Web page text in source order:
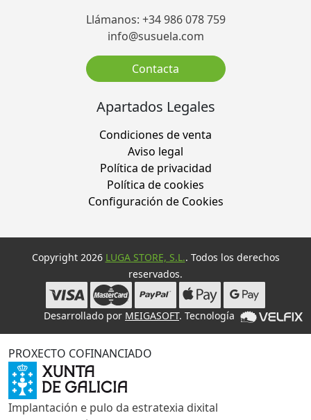
Llámanos: +34 986 078 759
info@susuela.com
Contacta
Apartados Legales
Condiciones de venta
Aviso legal
Política de privacidad
Política de cookies
Configuración de Cookies
Copyright 2026 LUGA STORE, S.L.. Todos los derechos
reservados.
Desarrollado por MEIGASOFT. Tecnología
PROXECTO COFINANCIADO
Implantación e pulo da estratexia dixital